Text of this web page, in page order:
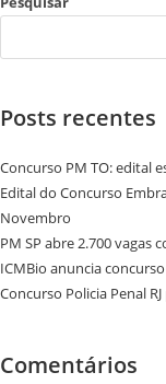
Posts recentes
Concurso PM TO: edital
Edital do Concurso
Novembro
PM SP abre 2.700 vagas
ICMBio anuncia
Concurso Policia Penal
Comentários